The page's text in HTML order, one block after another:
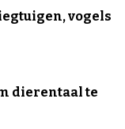
vogels
dierentaal te